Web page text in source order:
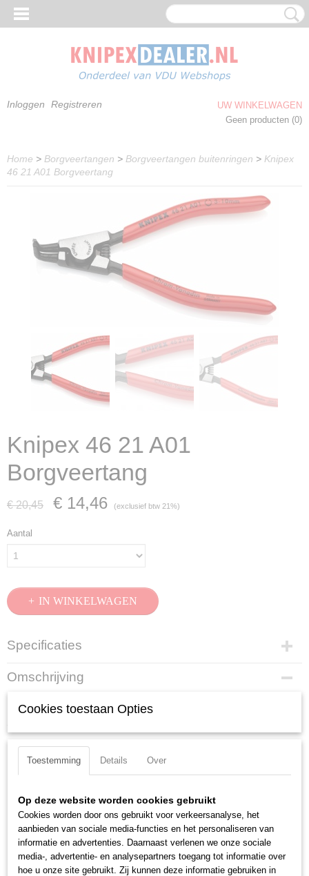
Inloggen Registreren
UW WINKELWAGEN
Geen producten (0)
Home > Borgveertangen > Borgveertangen buitenringen > Knipex
46 21 A01 Borgveertang
Knipex 46 21 A01
Borgveertang
€ 20,45 € 14,46 (exclusief btw 21%)
Aantal
IN WINKELWAGEN
Specificaties
Productcode
46 21 A01
4003773033967
Productcode leverancier
46 21 A01
Netto gewicht
0,09 Kg
0,09 Kg
Afmetingen (l,b,h)
13,50 x 6,40 x 1,10 cm
Omschrijving
Lengte:125 mm
Tang afwerking:
zwart geatramenteerd
Kop afwerking: gepolijst
Bek hoek:90 graden gebogen bekken
Capaciteit voor asgatdiameter:3 - 10 mm
DIN:DIN 5254 B
Punten (diameter): 0.9 mm
Cookies toestaan Opties
Toestemming Details Over
Op deze website worden cookies gebruikt
Cookies worden door ons gebruikt voor verkeersanalyse, het
aanbieden van sociale media-functies en het personaliseren van
informatie en advertenties. Daarnaast verlenen we onze sociale
media-, advertentie- en analysepartners toegang tot informatie over
hoe u onze site gebruikt. Zij kunnen deze informatie gebruiken in